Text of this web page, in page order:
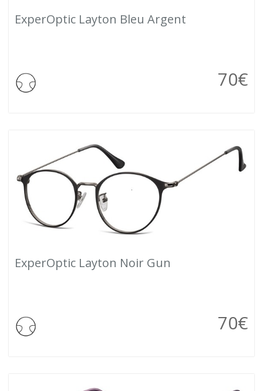
ExperOptic Layton Bleu Argent
€
70
ExperOptic Layton Noir Gun
€
70